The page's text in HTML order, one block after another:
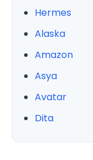
Hermes
Alaska
Amazon
Asya
Avatar
Dita